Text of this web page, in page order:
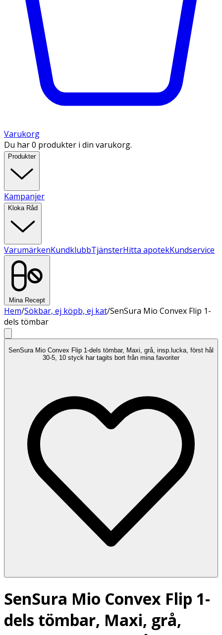
Varukorg
Du har 0 produkter i din varukorg.
Produkter
Kampanjer
Kloka Råd
VarumärkenKundklubbTjänsterHitta apotekKundservice
Mina Recept
Hem/Sökbar, ej köpb, ej kat/SenSura Mio Convex Flip 1-
dels tömbar
SenSura Mio Convex Flip 1-dels tömbar, Maxi, grå, insp.lucka, först hål
30-5, 10 styck har tagits bort från mina favoriter
SenSura Mio Convex Flip 1-
dels tömbar, Maxi, grå,